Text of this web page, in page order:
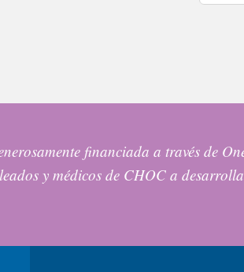
financiada a través de
y médicos de CHOC a